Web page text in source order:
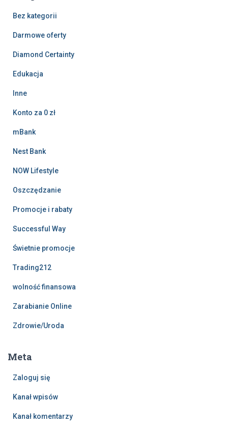
Bez kategorii
Darmowe oferty
Diamond Certainty
Edukacja
Inne
Konto za 0 zł
mBank
Nest Bank
NOW Lifestyle
Oszczędzanie
Promocje i rabaty
Successful Way
Świetnie promocje
Trading212
wolność finansowa
Zarabianie Online
Zdrowie/Uroda
Meta
Zaloguj się
Kanał wpisów
Kanał komentarzy